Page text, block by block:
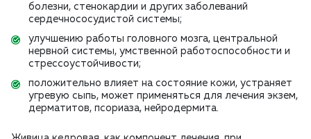
болезни, стенокардии и других заболеваний
сердечнососудистой системы;
улучшению работы головного мозга, центральной
нервной системы, умственной работоспособности и
стрессоустойчивости;
положительно влияет на состояние кожи, устраняет
угревую сыпь, может применяться для лечения экзем,
дерматитов, псо­риаза, нейродермита.